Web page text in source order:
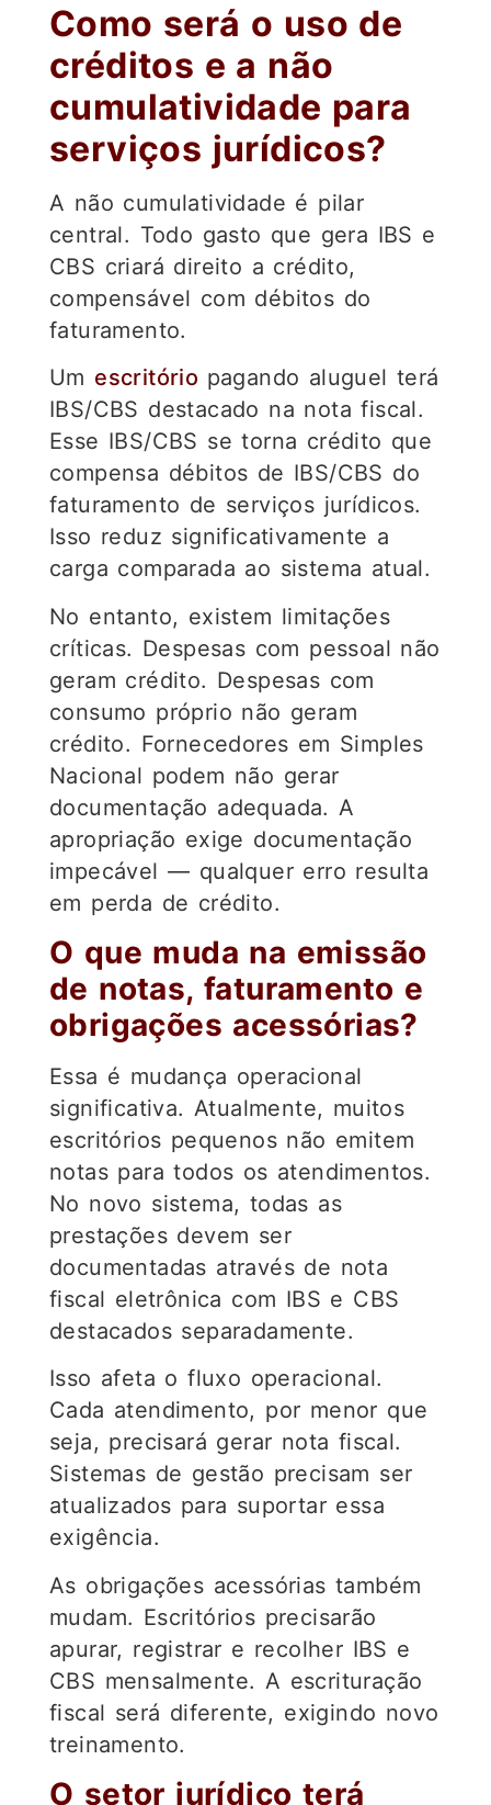
Como será o uso de
créditos e a não
cumulatividade para
serviços jurídicos?
A não cumulatividade é pilar
central. Todo gasto que gera IBS e
CBS criará direito a crédito,
compensável com débitos do
faturamento.
Um escritório pagando aluguel terá
IBS/CBS destacado na nota fiscal.
Esse IBS/CBS se torna crédito que
compensa débitos de IBS/CBS do
faturamento de serviços jurídicos.
Isso reduz significativamente a
carga comparada ao sistema atual.
No entanto, existem limitações
críticas. Despesas com pessoal não
geram crédito. Despesas com
consumo próprio não geram
crédito. Fornecedores em Simples
Nacional podem não gerar
documentação adequada. A
apropriação exige documentação
impecável — qualquer erro resulta
em perda de crédito.
O que muda na emissão
de notas, faturamento e
obrigações acessórias?
Essa é mudança operacional
significativa. Atualmente, muitos
escritórios pequenos não emitem
notas para todos os atendimentos.
No novo sistema, todas as
prestações devem ser
documentadas através de nota
fiscal eletrônica com IBS e CBS
destacados separadamente.
Isso afeta o fluxo operacional.
Cada atendimento, por menor que
seja, precisará gerar nota fiscal.
Sistemas de gestão precisam ser
atualizados para suportar essa
exigência.
As obrigações acessórias também
mudam. Escritórios precisarão
apurar, registrar e recolher IBS e
CBS mensalmente. A escrituração
fiscal será diferente, exigindo novo
treinamento.
O setor jurídico terá